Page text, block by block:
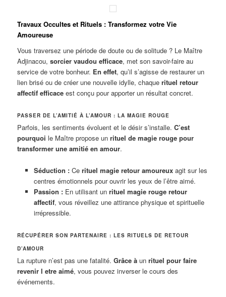
Travaux Occultes et Rituels : Transformez votre Vie
Amoureuse
Vous traversez une période de doute ou de solitude ? Le Maître
Adjinacou,sorcier vaudou efficace, met son savoir-faire au
service de votre bonheur. En effet, qu’il s’agisse de restaurer un
lien brisé ou de créer une nouvelle idylle, chaquerituel retour
affectif efficace est conçu pour apporter un résultat concret.
PASSER DE L’AMITIÉ À L’AMOUR : LA MAGIE ROUGE
Parfois, les sentiments évoluent et le désir s’installe.C’est
pourquoi le Maître propose unrituel de magie rouge pour
transformer une amitié en amour.
Séduction :Ce rituel magie retour amoureuxagit sur les
centres émotionnels pour ouvrir les yeux de l’être aimé.
Passion :En utilisant un rituel magie rouge retour
affectif, vous réveillez une attirance physique et spirituelle
irrépressible.
RÉCUPÉRER SON PARTENAIRE : LES RITUELS DE RETOUR
D’AMOUR
La rupture n’est pas une fatalité.Grâce à unrituel pour faire
revenir l etre aimé, vous pouvez inverser le cours des
événements.